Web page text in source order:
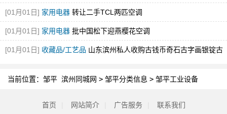
[01月01日] 家用电器 转让二手TCL两匹空调
[01月01日] 家用电器 批中国松下迎燕樱花空调
[01月01日] 收藏品/工艺品 山东滨州私人收购古钱币奇石古字画银锭古
当前位置： 邹平 滨州同城网 > 邹平分类信息 > 邹平工业设备
首页 网站简介 广告服务 联系我们